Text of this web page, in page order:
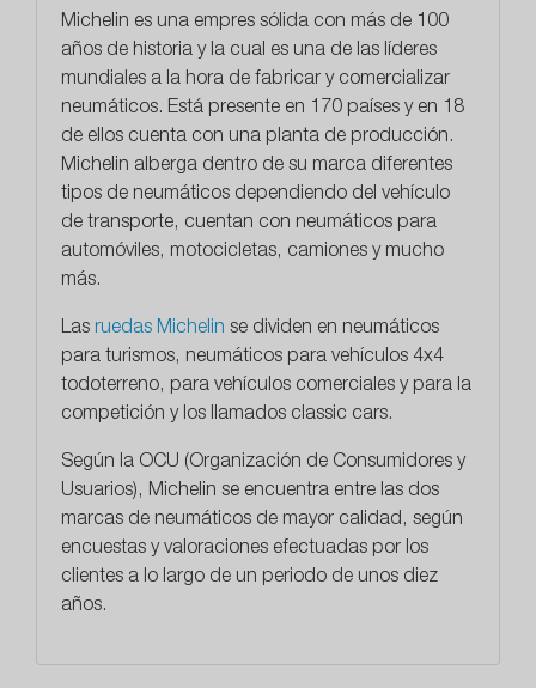
Michelin es una empres sólida con más de 100
años de historia y la cual es una de las líderes
mundiales a la hora de fabricar y comercializar
neumáticos. Está presente en 170 países y en 18
de ellos cuenta con una planta de producción.
Michelin alberga dentro de su marca diferentes
tipos de neumáticos dependiendo del vehículo
de transporte, cuentan con neumáticos para
automóviles, motocicletas, camiones y mucho
más.
Las ruedas Michelin se dividen en neumáticos
para turismos, neumáticos para vehículos 4x4
todoterreno, para vehículos comerciales y para la
competición y los llamados classic cars.
Según la OCU (Organización de Consumidores y
Usuarios), Michelin se encuentra entre las dos
marcas de neumáticos de mayor calidad, según
encuestas y valoraciones efectuadas por los
clientes a lo largo de un periodo de unos diez
años.